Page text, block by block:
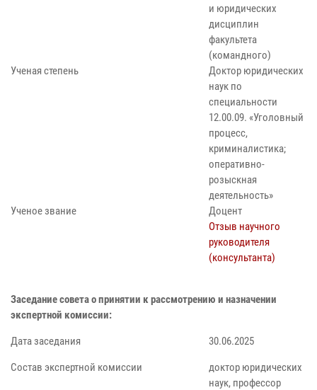
и юридических
дисциплин
факультета
(командного)
Ученая степень
Доктор юридических
наук по
специальности
12.00.09. «Уголовный
процесс,
криминалистика;
оперативно-
розыскная
деятельность»
Ученое звание
Доцент
Отзыв научного
руководителя
(консультанта)
Заседание совета о принятии к рассмотрению и назначении
экспертной комиссии:
Дата заседания 30.06.2025
Состав экспертной комиссии
доктор юридических
наук, профессор